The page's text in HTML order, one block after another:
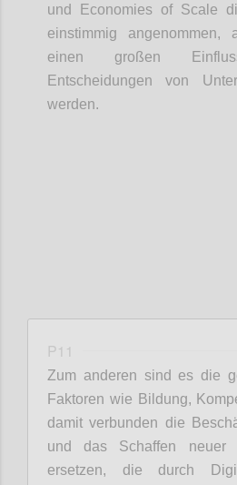
und
Economies of Scale
einstimmig angenommen,
einen großen
Entscheidungen von
werden.
P11
Zum anderen sind es die
Faktoren wie Bildung,
damit verbunden die
und das Schaffen neuer
ersetzen, die durch